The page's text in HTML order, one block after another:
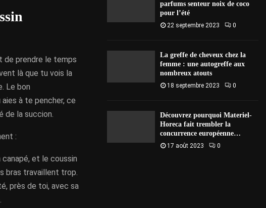
de prendre le temps
là que tu vois la
Le bon
à te pencher, ce
de la succion.
:
canapé, et le coussin
bras travaillent trop.
près de toi, avec sa
parfums senteur noix de coco
pour l’été
22 septembre 2023 0
La greffe de cheveux chez la
femme : une autogreffe aux
nombreux atouts
18 septembre 2023 0
Découvrez pourquoi Materiel-
Horeca fait trembler la
concurrence européenne…
17 août 2023 0